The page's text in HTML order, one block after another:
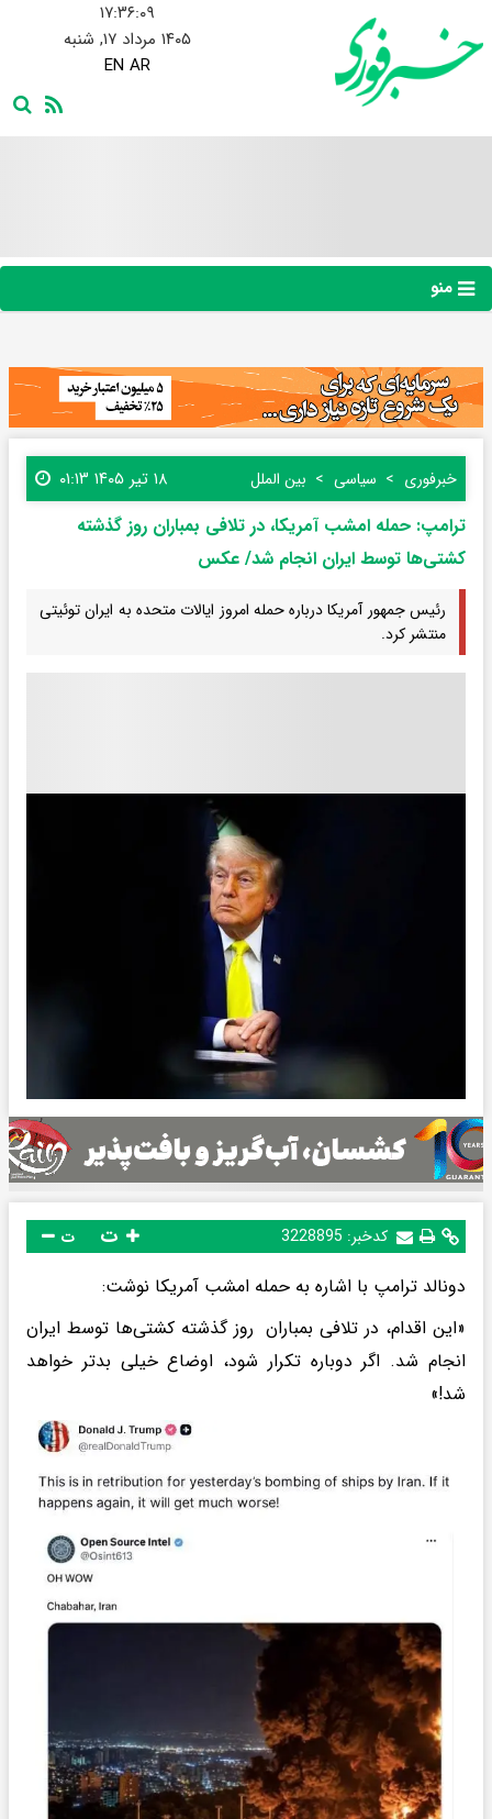
۱۷:۳۶:۱۰
۱۴۰۵ مرداد ۱۷, شنبه
EN AR
منو
خبرفوری سیاسی بین الملل ۱۸ تیر ۱۴۰۵ ۰۱:۱۳
ترامپ: حمله امشب آمریکا، در تلافی بمباران روز گذشته
کشتی‌ها توسط ایران انجام شد/ عکس
رئیس جمهور آمریکا درباره حمله امروز ایالات متحده به ایران توئیتی
منتشر کرد.
کدخبر: 3228895 ت
دونالد ترامپ با اشاره به حمله امشب آمریکا نوشت:
«این اقدام، در تلافی بمباران روز گذشته کشتی‌ها توسط ایران
انجام شد. اگر دوباره تکرار شود، اوضاع خیلی بدتر خواهد
شد!»